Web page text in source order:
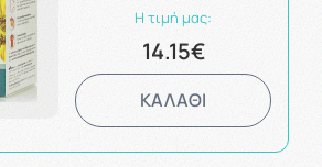
Η τιμή μας:
14.15€
ΚΑΛΑΘΙ